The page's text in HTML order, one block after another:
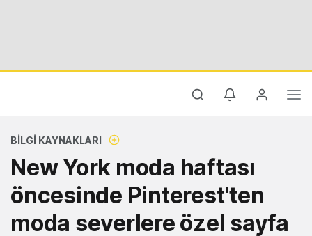
BILGI KAYNAKLARI
New York moda haftası
öncesinde Pinterest'ten
moda severlere özel sayfa